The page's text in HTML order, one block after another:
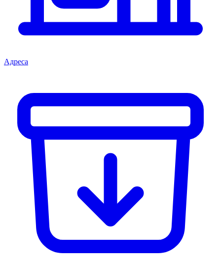
Адреса